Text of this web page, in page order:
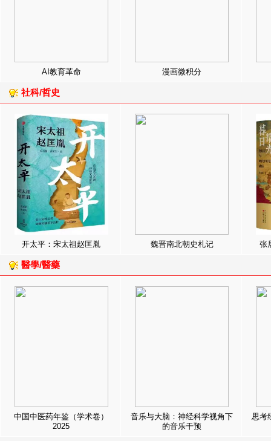
AI教育革命 漫画微积分
社科/哲史
开太平：宋太祖赵匡胤 魏晋南北朝史札记 张
醫學/醫藥
中国中医药年鉴（学术卷）
2025
音乐与大脑：神经科学视角下
的音乐干预
思考